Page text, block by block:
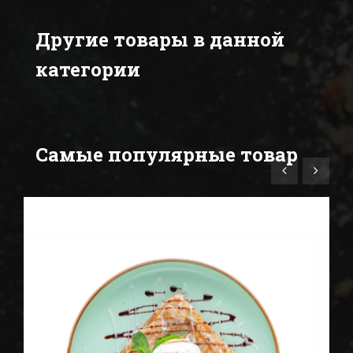
Другие товары в данной
категории
Самые популярные товар